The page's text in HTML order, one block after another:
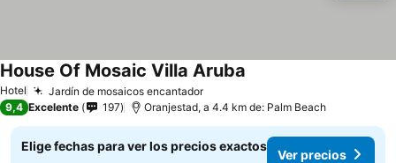
Hotel Jardín de mosaicos encantador
House Of Mosaic Villa Aruba
9,4 Excelente 197 Oranjestad, a 4.4 km de: Palm Beach
Elige fechas para ver los precios exactos
Ver precios